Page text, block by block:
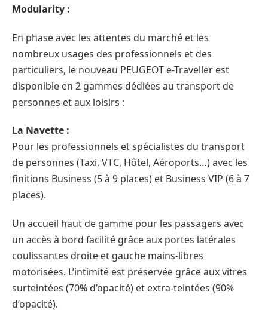
Modularity :
En phase avec les attentes du marché et les
nombreux usages des professionnels et des
particuliers, le nouveau PEUGEOT e-Traveller est
disponible en 2 gammes dédiées au transport de
personnes et aux loisirs :
La Navette :
Pour les professionnels et spécialistes du transport
de personnes (Taxi, VTC, Hôtel, Aéroports…) avec les
finitions Business (5 à 9 places) et Business VIP (6 à 7
places).
Un accueil haut de gamme pour les passagers avec
un accès à bord facilité grâce aux portes latérales
coulissantes droite et gauche mains-libres
motorisées. L’intimité est préservée grâce aux vitres
surteintées (70% d’opacité) et extra-teintées (90%
d’opacité).